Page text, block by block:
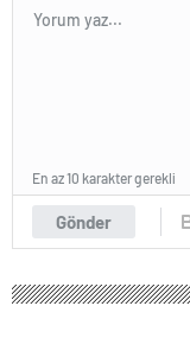
Gönder
En az 10 karakter gerekli